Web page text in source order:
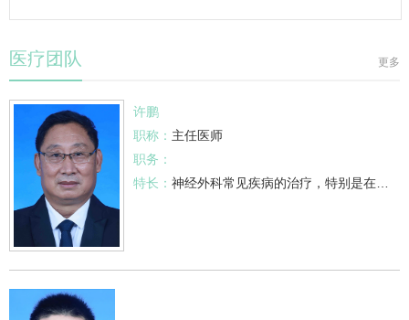
更多
医疗团队
许鹏
职称： 主任医师
职务：
特长： 神经外科常见疾病的治疗，特别是在脑胶质的综合治疗，鞍区肿瘤的微创手术治疗及功能